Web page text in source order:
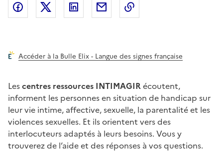
Partager l'article surFacebook
Partager l'article sur X (anciennement
Partager l'article sur
Partager l'article par courriel
Accéder à la Bulle Elix - Langue des signes française
Lescentres ressources INTIMAGIRécoutent,
informent les personnes en situation de handicap sur
leur vie intime, affective, sexuelle, la parentalité et les
violences sexuelles. Et ils orientent vers des
interlocuteurs adaptés à leurs besoins. Vous y
trouverez de l’aide et des réponses à vos questions.